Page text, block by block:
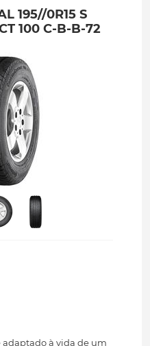
195//0R15 S
100 C-B-B-72
à vida de um